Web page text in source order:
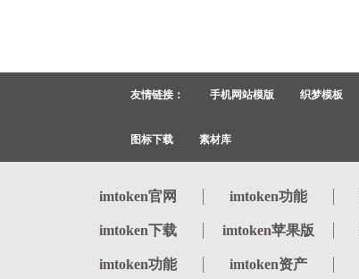
友情链接： 手机网站模版 织梦模板
图标下载 素材库
imtoken官网 imtoken功能
imtoken下载 imtoken苹果版
imtoken功能 imtoken资产